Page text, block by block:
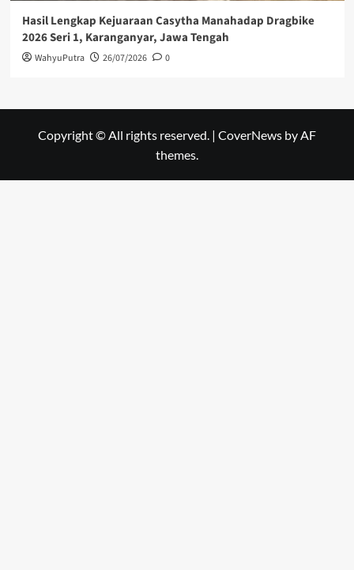
Hasil Lengkap Kejuaraan Casytha Manahadap Dragbike
2026 Seri 1, Karanganyar, Jawa Tengah
WahyuPutra 26/07/2026 0
Copyright © All rights reserved. | CoverNews by AF
themes.